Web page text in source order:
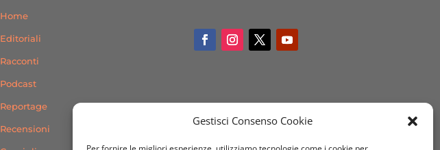
Gestisci Consenso Cookie
Home
Editoriali
Racconti
Podcast
Reportage
Recensioni